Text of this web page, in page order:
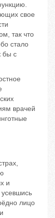
свое
так что
стало
бы с
врачей
и
лицо